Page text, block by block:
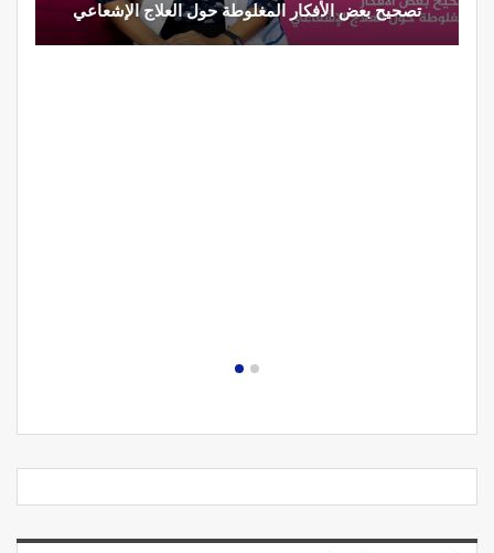
تصحيح بعض الأفكار المغلوطة حول العلاج الإشعاعي